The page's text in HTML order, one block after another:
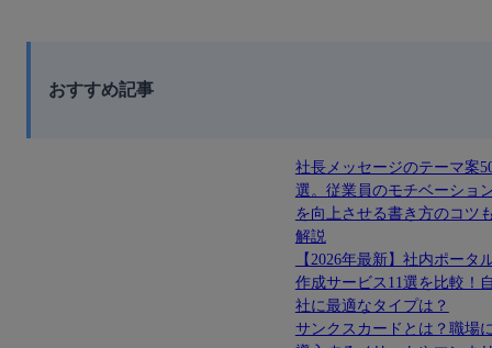
おすすめ記事
社長メッセージのテーマ案
選。従業員のモチベーショ
を向上させる書き方のコツ
解説
【2026年最新】社内ポータ
作成サービス11選を比較！
社に最適なタイプは？
サンクスカードとは？職場